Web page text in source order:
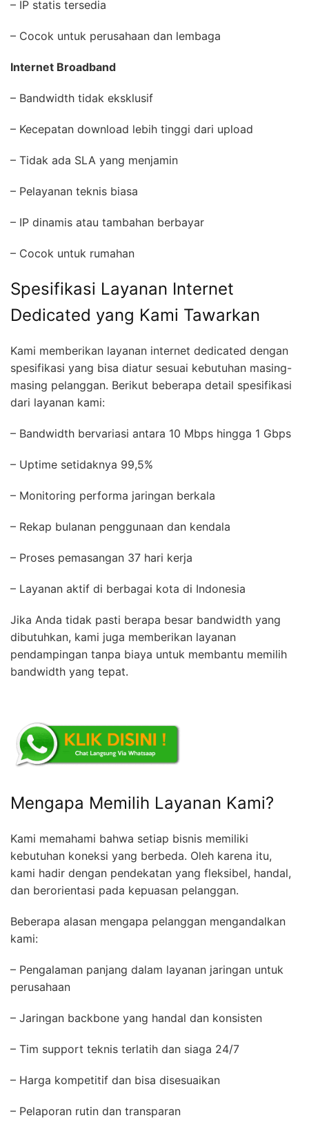
– IP statis tersedia
– Cocok untuk perusahaan dan lembaga
Internet Broadband
– Bandwidth tidak eksklusif
– Kecepatan download lebih tinggi dari upload
– Tidak ada SLA yang menjamin
– Pelayanan teknis biasa
– IP dinamis atau tambahan berbayar
– Cocok untuk rumahan
Spesifikasi Layanan Internet
Dedicated yang Kami Tawarkan
Kami memberikan layanan internet dedicated dengan
spesifikasi yang bisa diatur sesuai kebutuhan masing-
masing pelanggan. Berikut beberapa detail spesifikasi
dari layanan kami:
– Bandwidth bervariasi antara 10 Mbps hingga 1 Gbps
– Uptime setidaknya 99,5%
– Monitoring performa jaringan berkala
– Rekap bulanan penggunaan dan kendala
– Proses pemasangan 37 hari kerja
– Layanan aktif di berbagai kota di Indonesia
Jika Anda tidak pasti berapa besar bandwidth yang
dibutuhkan, kami juga memberikan layanan
pendampingan tanpa biaya untuk membantu memilih
bandwidth yang tepat.
Mengapa Memilih Layanan Kami?
Kami memahami bahwa setiap bisnis memiliki
kebutuhan koneksi yang berbeda. Oleh karena itu,
kami hadir dengan pendekatan yang fleksibel, handal,
dan berorientasi pada kepuasan pelanggan.
Beberapa alasan mengapa pelanggan mengandalkan
kami:
– Pengalaman panjang dalam layanan jaringan untuk
perusahaan
– Jaringan backbone yang handal dan konsisten
– Tim support teknis terlatih dan siaga 24/7
– Harga kompetitif dan bisa disesuaikan
– Pelaporan rutin dan transparan